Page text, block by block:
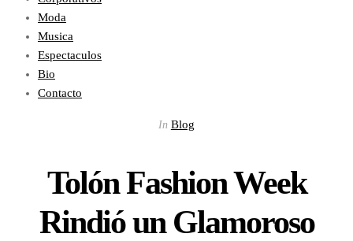
Moda
Musica
Espectaculos
Bio
Contacto
In Blog
Tolón Fashion Week
Rindió un Glamoroso